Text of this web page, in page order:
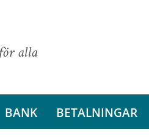
alla
BANK BETALNINGAR